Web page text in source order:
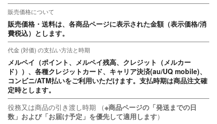
販売価格について
販売価格・送料は、各商品ページに表示された金額（表示価格/消
費税込）とします。
代金 (対価) の支払い方法と時期
メルペイ（ポイント、メルペイ残高、クレジット（メルカー
ド））、各種クレジットカード、キャリア決済(au/UQ mobile)、
コンビニ/ATM払いをご利用いただけます。支払時期は商品注文確
定時とします。
役務又は商品の引き渡し時期
（※商品ページの「発送までの日
数」および「お届け予定」を優先して適用します）